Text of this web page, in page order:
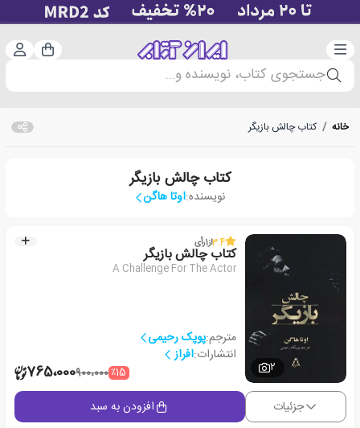
دسته‌بندی سبد
جستجوی کتاب، نویسنده و...
خانه / کتاب چالش بازیگر
کتاب چالش بازیگر
نویسنده:اوتا هاگن
2
3.4از1رأی
کتاب چالش بازیگر
A Challenge For The Actor
مترجم:پوپک رحیمی
انتشارات:افراز
٪15900،000765،000
جزئیات افزودن به سبد